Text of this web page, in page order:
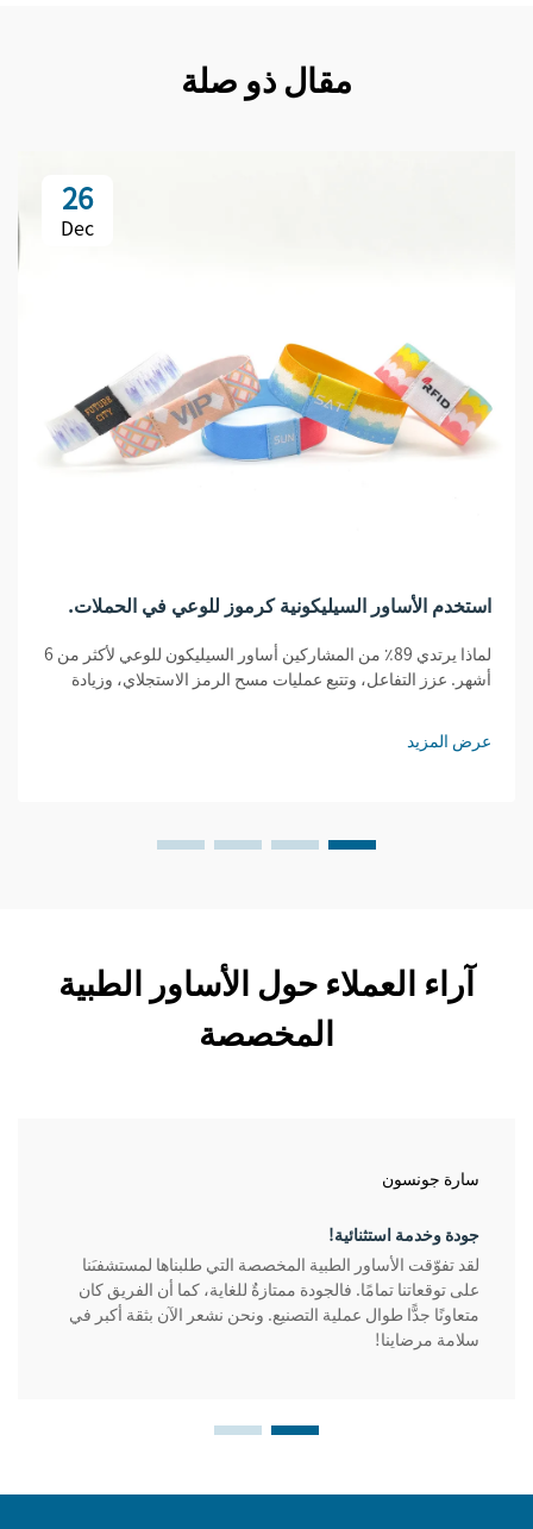
مقال ذو صلة
26
Dec
استخدم الأساور السيليكونية كرموز للوعي في الحملات.
لماذا يرتدي 89٪ من المشاركين أساور السيليكون للوعي لأكثر من 6
أشهر. عزز التفاعل، وتتبع عمليات مسح الرمز الاستجلاي، وزيادة
للشركات مع الشركات.
عرض المزيد
آراء العملاء حول الأساور الطبية
المخصصة
سارة جونسون
جودة وخدمة استثنائية!
لقد تفوّقت الأساور الطبية المخصصة التي طلبناها لمستشفىَنا
على توقعاتنا تمامًا. فالجودة ممتازةٌ للغاية، كما أن الفريق كان
متعاونًا جدًّا طوال عملية التصنيع. ونحن نشعر الآن بثقة أكبر في
سلامة مرضاينا!